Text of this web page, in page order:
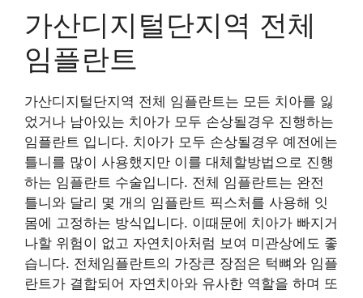
가산디지털단지역 전체
임플란트
가산디지털단지역 전체 임플란트는 모든 치아를 잃
었거나 남아있는 치아가 모두 손상될경우 진행하는
임플란트 입니다. 치아가 모두 손상될경우 예전에는
틀니를 많이 사용했지만 이를 대체할방법으로 진행
하는 임플란트 수술입니다. 전체 임플란트는 완전
틀니와 달리 몇 개의 임플란트 픽스처를 사용해 잇
몸에 고정하는 방식입니다. 이때문에 치아가 빠지거
나할 위험이 없고 자연치아처럼 보여 미관상에도 좋
습니다. 전체임플란트의 가장큰 장점은 턱뼈와 임플
란트가 결합되어 자연치아와 유사한 역할을 하며 또